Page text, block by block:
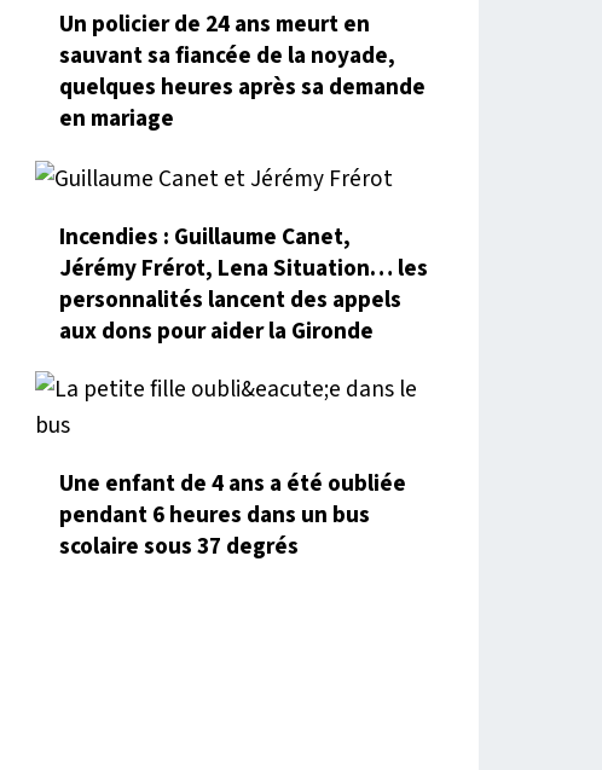
Un policier de 24 ans meurt en
sauvant sa fiancée de la noyade,
quelques heures après sa demande
en mariage
Incendies : Guillaume Canet,
Jérémy Frérot, Lena Situation… les
personnalités lancent des appels
aux dons pour aider la Gironde
Une enfant de 4 ans a été oubliée
pendant 6 heures dans un bus
scolaire sous 37 degrés